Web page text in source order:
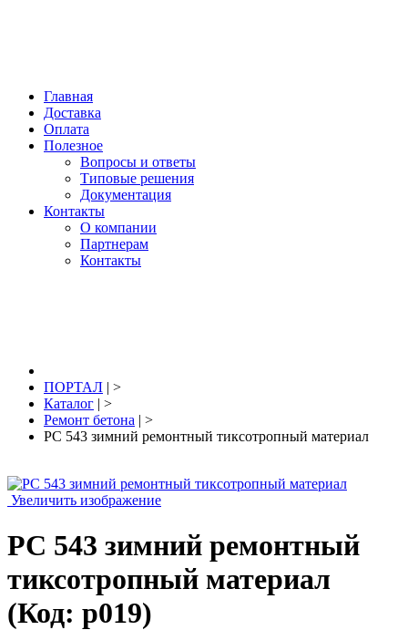
Главная
Доставка
Оплата
Полезное
Вопросы и ответы
Типовые решения
Документация
Контакты
О компании
Партнерам
Контакты
ПОРТАЛ | >
Каталог | >
Ремонт бетона | >
РС 543 зимний ремонтный тиксотропный материал
Увеличить изображение
РС 543 зимний ремонтный
тиксотропный материал
(Код: p019)